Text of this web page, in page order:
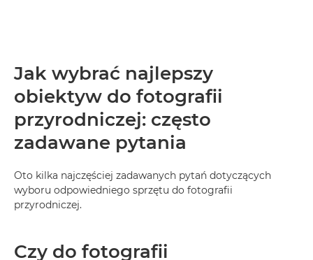
Jak wybrać najlepszy
obiektyw do fotografii
przyrodniczej: często
zadawane pytania
Oto kilka najczęściej zadawanych pytań dotyczących
wyboru odpowiedniego sprzętu do fotografii
przyrodniczej.
Czy do fotografii